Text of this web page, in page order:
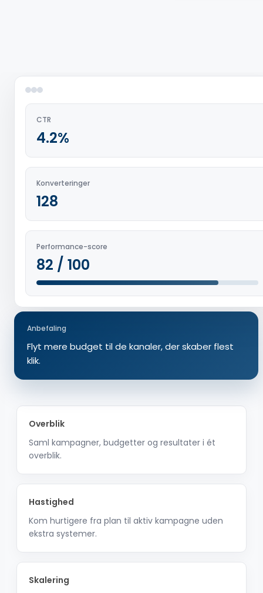
CTR
4.2%
Konverteringer
128
Performance-score
82 / 100
Anbefaling
Flyt mere budget til de kanaler, der skaber flest
klik.
Overblik
Saml kampagner, budgetter og resultater i ét
overblik.
Hastighed
Kom hurtigere fra plan til aktiv kampagne uden
ekstra systemer.
Skalering